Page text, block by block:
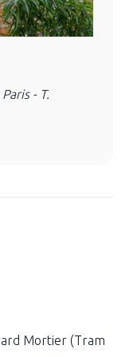
- T.
Mortier (Tram